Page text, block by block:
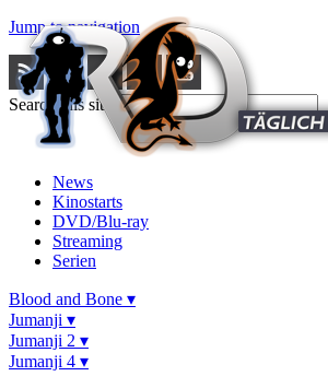
Jump to navigation
Search this site
News
Kinostarts
DVD/Blu-ray
Streaming
Serien
Blood and Bone ▾
Jumanji ▾
Jumanji 2 ▾
Jumanji 4 ▾